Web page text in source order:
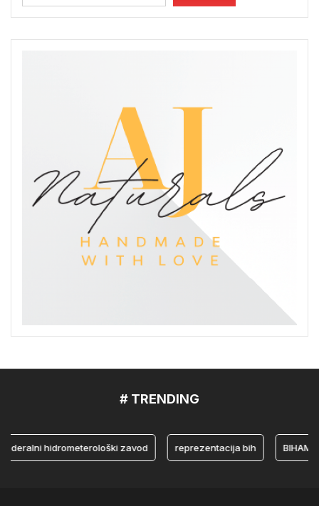
# TRENDING
hidrometerološki zavod reprezentacija bih BIHAMK